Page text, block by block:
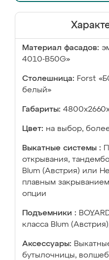
Материал фасадов:
4010-B50G»
Столешница: Forst
белый»
Габариты:
Цвет: на выбор,
Выкатные системы :
открывания,
Blum (Австрия) или
плавным
опции
Подъемники :
класса Blum
Аксессуары:
бутылочницы,